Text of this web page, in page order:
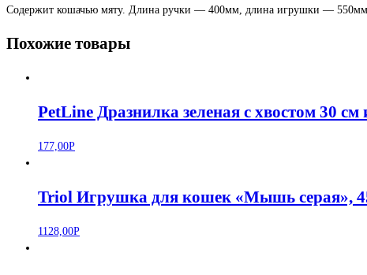
Содержит кошачью мяту. Длина ручки — 400мм, длина игрушки — 550мм.
Похожие товары
PetLine Дразнилка зеленая с хвостом 30
177,00Р
Triol Игрушка для кошек «Мышь серая»,
1128,00Р